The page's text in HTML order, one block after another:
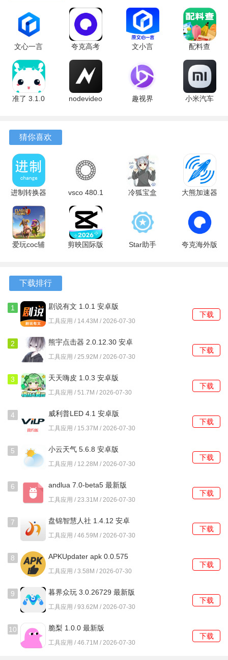
软件功能
1、云课堂模块汇集了体系化的分级课程视频，支持根据学员
的当前水平推荐相应的学习内容。
2、做一做板块结合了公立学校教材知识点，提供了大量同步
练习题和单元测试卷。
4、个人学习中心集中管理所有已完成的作业、获得的评价以
及在学习社群中发布过的内容。
智慧外语怎么使用？
学习档案，完成基础信息设置。
2、在云课堂栏目中选择与学校教学进度匹配的单元，观看讲
解视频并完成随堂的知识点小测。
定的句子以获取发音评分。
4、每周的书面作业会在班级页面中发布，完成后直接拍照上
传，等待老师的线上批改与评语。
5、将满意的跟读录音或书写练习作品发布到作品秀场，可以
浏览其他学员的作品并留言互动。
文心一言
4.0
5.16.0.10
最新版
夸克高考
10.14.0.1115
最新版
文小言
安卓版
配料查
3.0.1 官方
版
准了 3.1.0
nodevideo
趣视界
小米汽车
猜你喜欢
进制转换器
6.5 安卓版
vsco 480.1
最新版
冷狐宝盒
版
大熊加速器
版
爱玩coc辅
剪映国际版
Star助手
夸克海外版
下载排行
1 剧说有文 1.0.1 安卓版
工具应用 / 14.43M / 2026-07-30
下载
2
熊宇点击器 2.0.12.30 安卓
版
工具应用 / 25.92M / 2026-07-30
下载
3 天天嗨皮 1.0.3 安卓版
工具应用 / 51.7M / 2026-07-30
下载
4 威利普LED 4.1 安卓版
工具应用 / 15.37M / 2026-07-30
下载
5 小云天气 5.6.8 安卓版
工具应用 / 12.28M / 2026-07-30
下载
6 andlua 7.0-beta5 最新版
工具应用 / 23.31M / 2026-07-30
下载
7
盘锦智慧人社 1.4.12 安卓
版
工具应用 / 46.59M / 2026-07-30
下载
8
APKUpdater apk 0.0.575
安卓版
工具应用 / 3.58M / 2026-07-30
下载
9 暮界众玩 3.0.26729 最新版
工具应用 / 93.62M / 2026-07-30
下载
10 脆梨 1.0.0 最新版
工具应用 / 46.71M / 2026-07-30
下载